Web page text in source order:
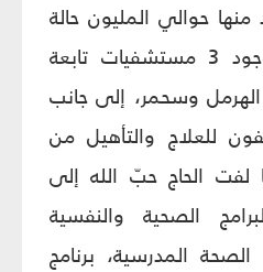
حوالي المليون حالة
شهرياً، إضافةً إلى وجود 3 مستشفيات تابعة
وسحمر، إلى جانب
للعلاج والتأهيل من
لفت الحاج حبّ الله إلى
الصحية والنفسية
المدرسية، برنامج